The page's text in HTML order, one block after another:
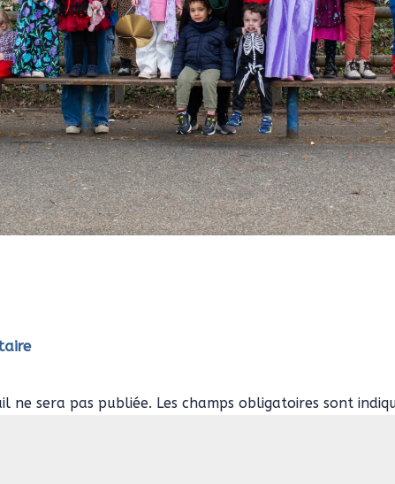
ne sera pas publiée. Les champs obligatoires sont